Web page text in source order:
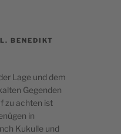
BENEDIKT
Lage und dem
Gegenden
zu achten ist
in
Kukulle und